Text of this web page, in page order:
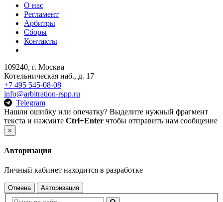
О нас
Регламент
Арбитры
Сборы
Контакты
109240, г. Москва
Котельническая наб., д. 17
+7 495 545-08-08
info@arbitration-rspp.ru
Telegram
Нашли ошибку или опечатку? Выделите нужный фрагмент
текста и нажмите Ctrl+Enter чтобы отправить нам сообщение
×
Авторизация
Личный кабинет находится в разработке
Отмена Авторизация